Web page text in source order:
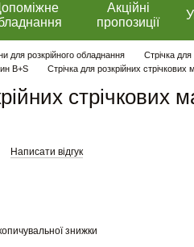
Акційні
пропозиції
для розкрійного обладнання
Стрічка
B+S
Стрічка для розкрійних
стрічкових
Написати відгук
знижки